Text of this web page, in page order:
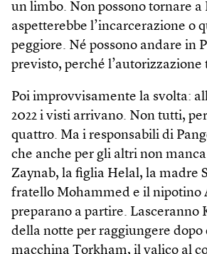
un limbo. Non possono tornare
aspetterebbe l’incarcerazione o
peggiore. Né possono andare in
previsto, perché
Poi improvvisamente la svolta:
2022 i visti arrivano. Non tutti,
quattro. Ma i responsabili di
che anche per gli altri non
Zaynab, la figlia Helal, la madre
fratello Mohammed e il nipotino
preparano a partire. Lasceranno
della notte per raggiungere dopo
macchina Torkham, il valico al